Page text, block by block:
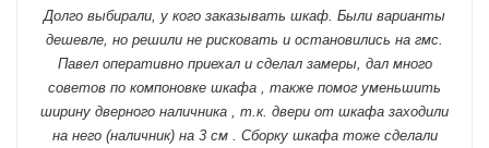
Долго выбирали, у кого заказывать шкаф. Были варианты
дешевле, но решили не рисковать и остановились на гмс.
Павел оперативно приехал и сделал замеры, дал много
советов по компоновке шкафа , также помог уменьшить
ширину дверного наличника , т.к. двери от шкафа заходили
на него (наличник) на 3 см . Сборку шкафа тоже сделали